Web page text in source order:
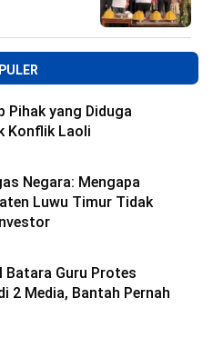
Pihak yang Diduga
Konflik Laoli
Negara: Mengapa
Luwu Timur Tidak
Batara Guru Protes
2 Media, Bantah Pernah